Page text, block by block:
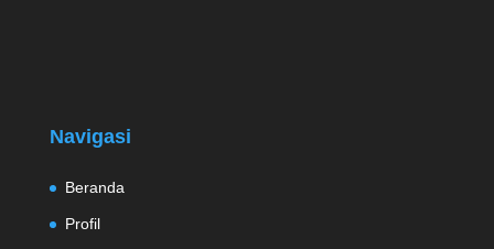
Navigasi
Beranda
Profil